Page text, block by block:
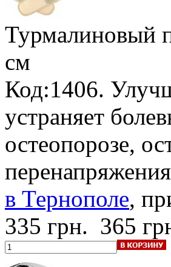
Турмалиновый
см
Код:1406.
устраняет
остеопорозе,
в Тернополе,
335 грн. 365